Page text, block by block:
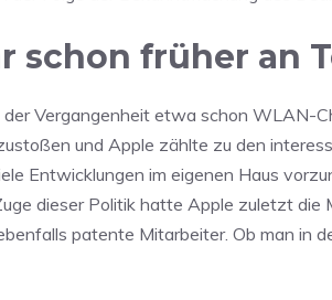
schon früher an
Vergangenheit etwa schon WLAN-
und Apple zählte zu den
Entwicklungen im eigenen Haus
dieser Politik hatte Apple zuletzt
patente Mitarbeiter. Ob man in